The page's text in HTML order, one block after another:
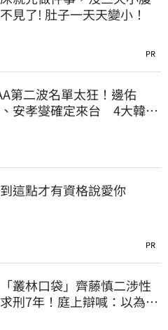
見了! 肚子一天天變小！
PR
第二波名單太狂！邊佑
安孝燮確定來台 4大韓劇
這點才有資格說愛你
PR
叢林口袋」齊藤慎二涉性
刑7年！庭上辯喊：以為對